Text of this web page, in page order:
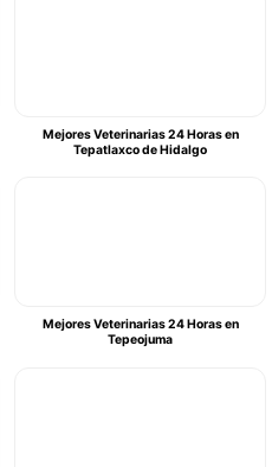
Mejores Veterinarias 24 Horas en
Tepatlaxco de Hidalgo
Mejores Veterinarias 24 Horas en
Tepeojuma